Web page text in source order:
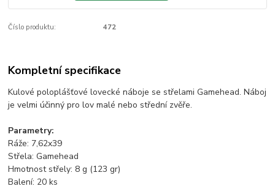
Číslo produktu: 472
Kompletní specifikace
Kulové poloplášťové lovecké náboje se střelami Gamehead. Náboj
je velmi účinný pro lov malé nebo střední zvěře.
Parametry:
Ráže: 7,62x39
Střela: Gamehead
Hmotnost střely: 8 g (123 gr)
Balení: 20 ks